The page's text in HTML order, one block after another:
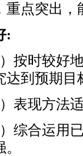
重点突出，
:
）按时较好
达到预期目
）表现方法
）综合运用